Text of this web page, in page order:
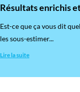
Résultats enrichis
Est-ce que ça vous dit
les sous-estimer...
Lire la suite